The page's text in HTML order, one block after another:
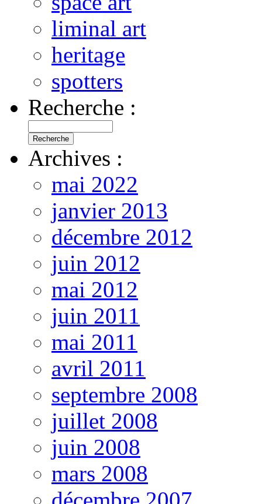
liminal art
heritage
spotters
Recherche :
Archives :
mai 2022
janvier 2013
décembre 2012
juin 2012
mai 2012
juin 2011
mai 2011
avril 2011
septembre 2008
juillet 2008
juin 2008
mars 2008